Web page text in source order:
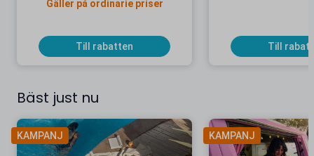
Gäller på ordinarie priser
Till rabatten Till
Bäst just nu
KAMPANJ KAMPANJ